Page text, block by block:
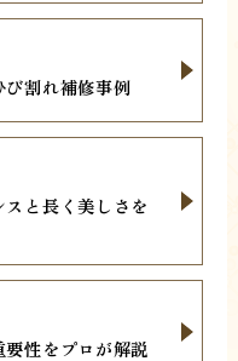
割れ補修事例
と長く美しさを
性をプロが解説